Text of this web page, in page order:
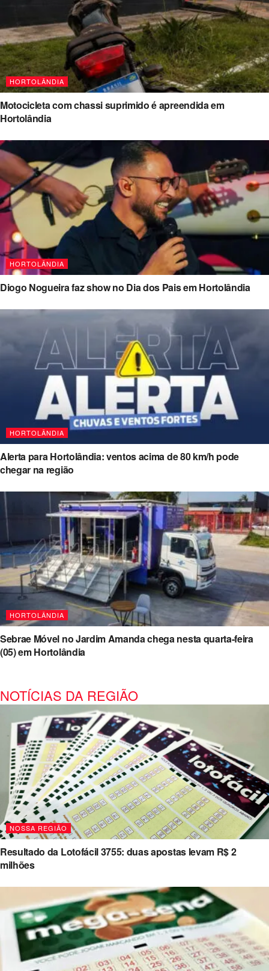
HORTOLÂNDIA
Motocicleta com chassi suprimido é apreendida em
Hortolândia
HORTOLÂNDIA
Diogo Nogueira faz show no Dia dos Pais em Hortolândia
HORTOLÂNDIA
Alerta para Hortolândia: ventos acima de 80 km/h pode
chegar na região
HORTOLÂNDIA
Sebrae Móvel no Jardim Amanda chega nesta quarta-feira
(05) em Hortolândia
NOTÍCIAS DA REGIÃO
NOSSA REGIÃO
Resultado da Lotofácil 3755: duas apostas levam R$ 2
milhões